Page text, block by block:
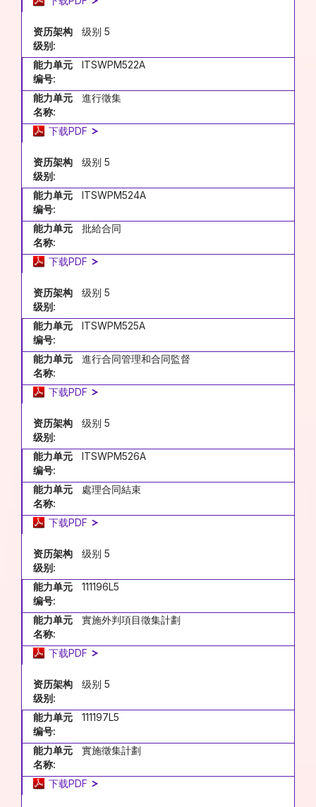
资历架构
级别:
级别 5
能力单元
编号:
ITSWPM522A
能力单元
名称:
進行徵集
下载PDF
资历架构
级别:
级别 5
能力单元
编号:
ITSWPM524A
能力单元
名称:
批給合同
下载PDF
资历架构
级别:
级别 5
能力单元
编号:
ITSWPM525A
能力单元
名称:
進行合同管理和合同監督
下载PDF
资历架构
级别:
级别 5
能力单元
编号:
ITSWPM526A
能力单元
名称:
處理合同結束
下载PDF
资历架构
级别:
级别 5
能力单元
编号:
111196L5
能力单元
名称:
實施外判項目徵集計劃
下载PDF
资历架构
级别:
级别 5
能力单元
编号:
111197L5
能力单元
名称:
實施徵集計劃
下载PDF